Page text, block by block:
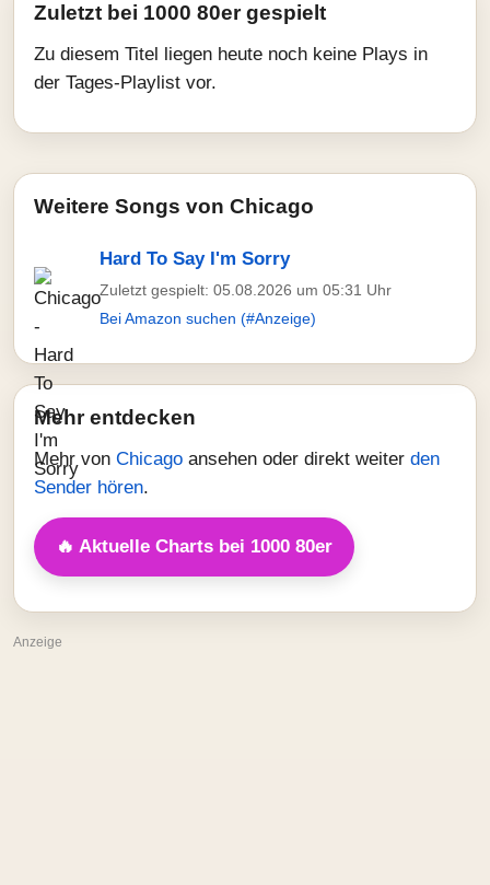
Zuletzt bei 1000 80er gespielt
Zu diesem Titel liegen heute noch keine Plays in
der Tages-Playlist vor.
Weitere Songs von Chicago
Hard To Say I'm Sorry
Zuletzt gespielt: 05.08.2026 um 05:31 Uhr
Bei Amazon suchen (#Anzeige)
Mehr entdecken
Mehr von Chicago ansehen oder direkt weiter den
Sender hören.
🔥 Aktuelle Charts bei 1000 80er
Anzeige